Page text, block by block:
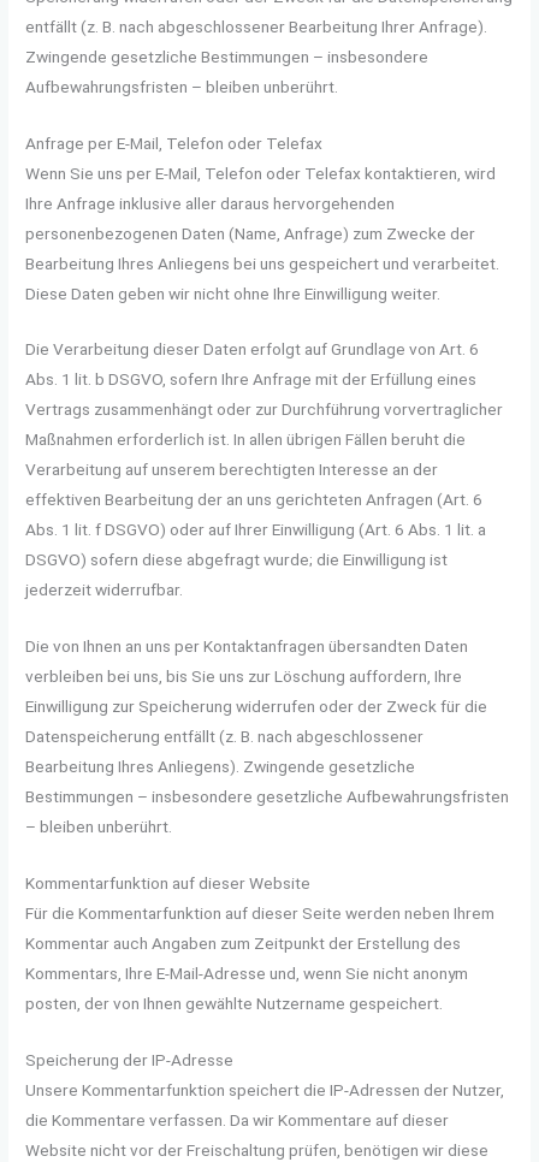
entfällt (z. B. nach abgeschlossener Bearbeitung Ihrer Anfrage).
Zwingende gesetzliche Bestimmungen – insbesondere
Aufbewahrungsfristen – bleiben unberührt.
Anfrage per E-Mail, Telefon oder Telefax
Wenn Sie uns per E-Mail, Telefon oder Telefax kontaktieren, wird
Ihre Anfrage inklusive aller daraus hervorgehenden
personenbezogenen Daten (Name, Anfrage) zum Zwecke der
Bearbeitung Ihres Anliegens bei uns gespeichert und verarbeitet.
Diese Daten geben wir nicht ohne Ihre Einwilligung weiter.
Die Verarbeitung dieser Daten erfolgt auf Grundlage von Art. 6
Abs. 1 lit. b DSGVO, sofern Ihre Anfrage mit der Erfüllung eines
Vertrags zusammenhängt oder zur Durchführung vorvertraglicher
Maßnahmen erforderlich ist. In allen übrigen Fällen beruht die
Verarbeitung auf unserem berechtigten Interesse an der
effektiven Bearbeitung der an uns gerichteten Anfragen (Art. 6
Abs. 1 lit. f DSGVO) oder auf Ihrer Einwilligung (Art. 6 Abs. 1 lit. a
DSGVO) sofern diese abgefragt wurde; die Einwilligung ist
jederzeit widerrufbar.
Die von Ihnen an uns per Kontaktanfragen übersandten Daten
verbleiben bei uns, bis Sie uns zur Löschung auffordern, Ihre
Einwilligung zur Speicherung widerrufen oder der Zweck für die
Datenspeicherung entfällt (z. B. nach abgeschlossener
Bearbeitung Ihres Anliegens). Zwingende gesetzliche
Bestimmungen – insbesondere gesetzliche Aufbewahrungsfristen
– bleiben unberührt.
Kommentar­funktion auf dieser Website
Für die Kommentarfunktion auf dieser Seite werden neben Ihrem
Kommentar auch Angaben zum Zeitpunkt der Erstellung des
Kommentars, Ihre E-Mail-Adresse und, wenn Sie nicht anonym
posten, der von Ihnen gewählte Nutzername gespeichert.
Speicherung der IP-Adresse
Unsere Kommentarfunktion speichert die IP-Adressen der Nutzer,
die Kommentare verfassen. Da wir Kommentare auf dieser
Website nicht vor der Freischaltung prüfen, benötigen wir diese